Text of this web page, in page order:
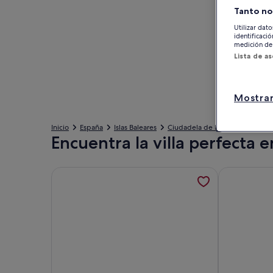
Inicio España Islas Baleares Ciudadela de Menorca
Encuentra la villa perfecta
Más información sobre Au Baleares, house and
Más
Tanto
Utilizar
medición
Lista de